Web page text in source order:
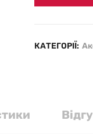
КАТЕГОРІЇ: